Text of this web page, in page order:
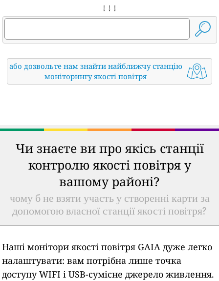
↓ ↓ ↓
або дозвольте нам знайти найближчу станцію
моніторингу якості повітря
Чи знаєте ви про якісь станції
контролю якості повітря у
вашому районі?
чому б не взяти участь у створенні карти за
допомогою власної станції якості повітря?
Наші монітори якості повітря GAIA дуже легко
налаштувати: вам потрібна лише точка
доступу WIFI і USB-сумісне джерело живлення.